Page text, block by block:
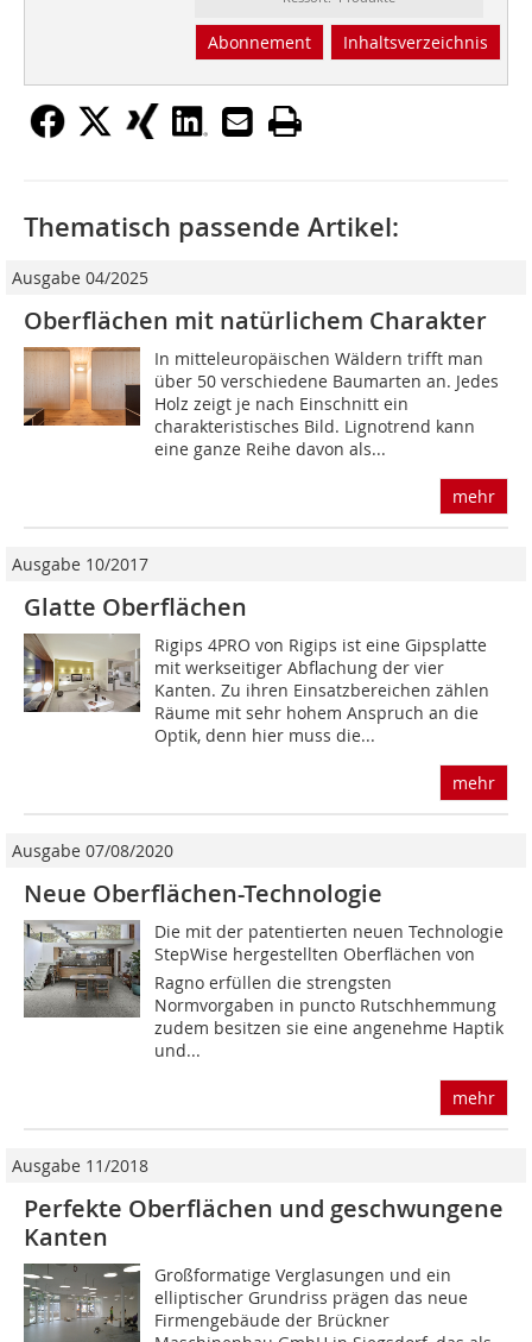
Abonnement Inhaltsverzeichnis
Thematisch passende Artikel:
Ausgabe 04/2025
Oberflächen mit natürlichem Charakter
In mitteleuropäischen Wäldern trifft man
über 50 verschiedene Baumarten an. Jedes
Holz zeigt je nach Einschnitt ein
charakteristisches Bild. Ligno­trend kann
eine ganze Reihe davon als...
mehr
Ausgabe 10/2017
Glatte Oberflächen
Rigips 4PRO von Rigips ist eine Gipsplatte
mit werkseitiger Abflachung der vier
Kanten. Zu ihren Einsatzbereichen zählen
Räume mit sehr hohem Anspruch an die
Optik, denn hier muss die...
mehr
Ausgabe 07/08/2020
Neue Oberflächen-Technologie
Die mit der patentierten neuen Technologie
StepWise hergestellten Oberflächen von
Ragno erfüllen die strengsten
Normvorgaben in puncto Rutschhemmung
zudem besitzen sie eine angenehme Haptik
und...
mehr
Ausgabe 11/2018
Perfekte Oberflächen und geschwungene
Kanten
Großformatige Verglasungen und ein
elliptischer Grundriss prägen das neue
Firmengebäude der Brückner